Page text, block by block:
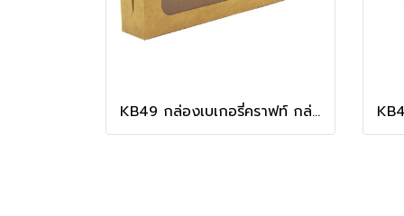
KB49 กล่องเบเกอรี่คราฟท์ กล่องบราวนี่